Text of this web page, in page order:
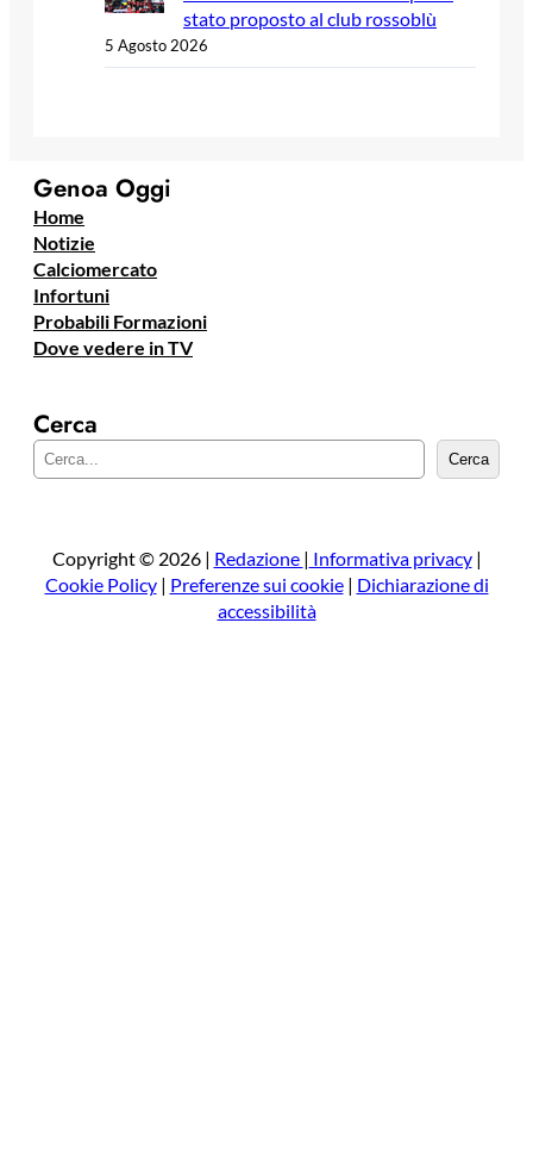
stato proposto al club rossoblù
5 Agosto 2026
Genoa Oggi
Home
Notizie
Calciomercato
Infortuni
Probabili Formazioni
Dove vedere in TV
Cerca
e
a
Cerca
Copyright © 2026 | Redazione | Informativa privacy|
Cookie Policy| Preferenze sui cookie| Dichiarazione di
accessibilità